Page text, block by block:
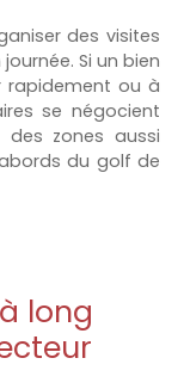
des visites
Si un bien
rapidement ou à
se négocient
zones aussi
du golf de
long